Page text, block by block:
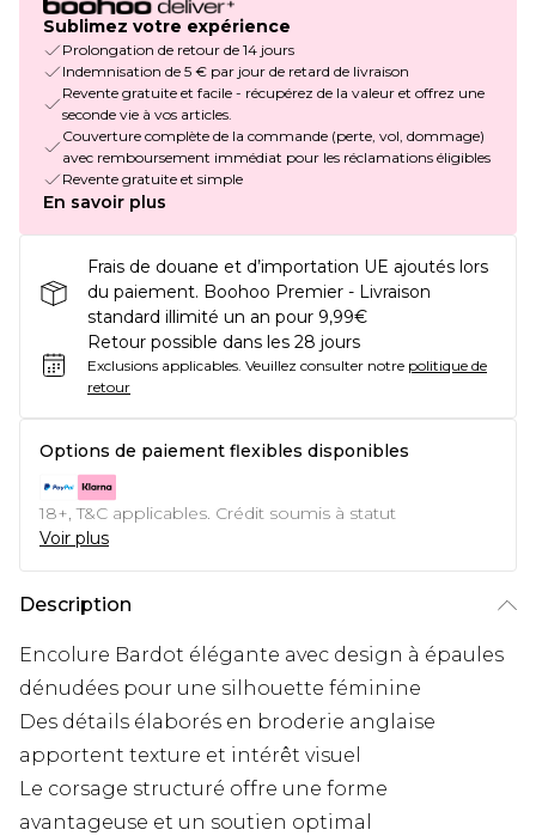
Sublimez votre expérience
Prolongation de retour de 14 jours
Indemnisation de 5 € par jour de retard de livraison
Revente gratuite et facile - récupérez de la valeur et offrez une
seconde vie à vos articles.
Couverture complète de la commande (perte, vol, dommage)
avec remboursement immédiat pour les réclamations éligibles
Revente gratuite et simple
En savoir plus
Frais de douane et d’importation UE ajoutés lors
du paiement. Boohoo Premier - Livraison
standard illimité un an pour 9,99€
Retour possible dans les 28 jours
Exclusions applicables. Veuillez consulter notre politique de
retour
Options de paiement flexibles disponibles
18+, T&C applicables. Crédit soumis à statut
Voir plus
Description
Encolure Bardot élégante avec design à épaules
dénudées pour une silhouette féminine
Des détails élaborés en broderie anglaise
apportent texture et intérêt visuel
Le corsage structuré offre une forme
avantageuse et un soutien optimal